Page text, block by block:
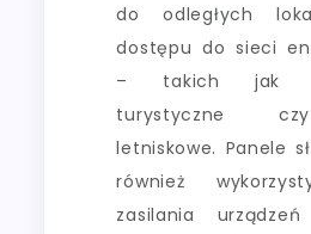
do odległych
dostępu do sieci
– takich jak
turystyczne
letniskowe. Panele
również
zasilania